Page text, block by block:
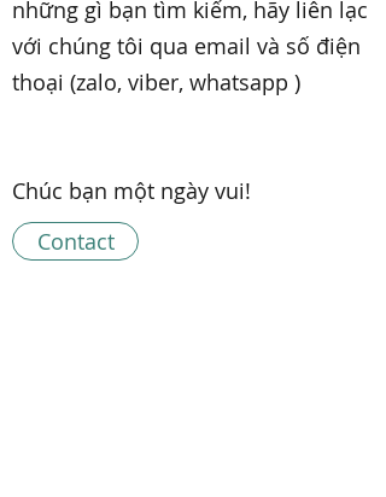
những gì bạn tìm kiếm, hãy liên lạc
với chúng tôi qua email và số điện
thoại (zalo, viber, whatsapp )
Chúc bạn một ngày vui!
Contact